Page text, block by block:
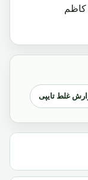
کاظم
غلط تایپی